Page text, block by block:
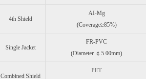
4th Shield
AI-Mg
(Coverage≥85%)
Single Jacket
FR-PVC
(Diameter ￠5.00mm)
Combined Shield
PET